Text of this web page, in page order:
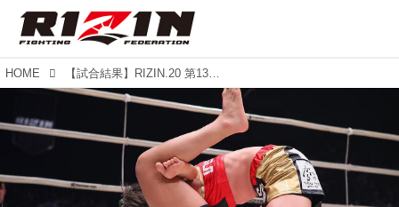
HOME 【試合結果】RIZIN.20 第13試合 浜崎朱加 vs. ハム・ソヒ